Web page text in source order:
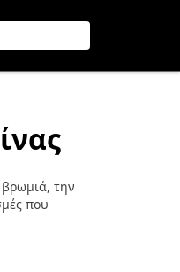
την
που